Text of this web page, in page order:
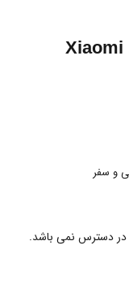
کوله پشتی مسافرتی شیائومی Xiaomi
و سفر
در دسترس نمی باشد.